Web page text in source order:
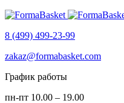
8 (499) 499-23-99
zakaz@formabasket.com
График работы
пн-пт 10.00 – 19.00